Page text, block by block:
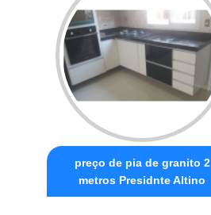
preço de pia de granito 2
metros Presidnte Altino